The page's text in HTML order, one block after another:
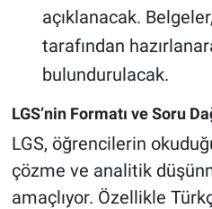
açıklanacak.
tarafından
bulundurulacak.
LGS’nin Formatı ve Soru
LGS, öğrencilerin
çözme ve analitik
amaçlıyor. Özellikle